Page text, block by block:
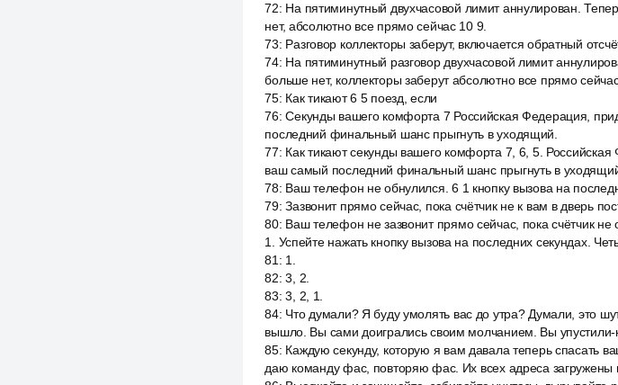
72: На пятиминутный двухчасовой лимит аннулирован.
нет, абсолютно все прямо сейчас 10 9.
73: Разговор коллекторы заберут, включается обратный
74: На пятиминутный разговор двухчасовой лимит
больше нет, коллекторы заберут абсолютно все прямо
75: Как тикают 6 5 поезд, если
76:Секунды вашего комфорта 7 Российская Федерация,
последний финальный шанс прыгнуть в уходящий.
77: Как тикают секунды вашего комфорта 7, 6, 5.
ваш самый последний финальный шанс прыгнуть в
78: Ваш телефон не обнулился. 6 1 кнопку вызова на
79:Зазвонит прямо сейчас, пока счётчик не к вам в дверь
80: Ваш телефон не зазвонит прямо сейчас, пока счётчик
1. Успейте нажать кнопку вызова на последних секундах.
81 : 1.
82:3, 2.
83:3, 2, 1.
84: Что думали? Я буду умолять вас до утра? Думали, это
вышло. Вы сами доигрались своим молчанием. Вы упустили-
85: Каждую секунду, которую я вам давала теперь спасать
даю команду фас, повторяю фас. Их всех адреса загружены